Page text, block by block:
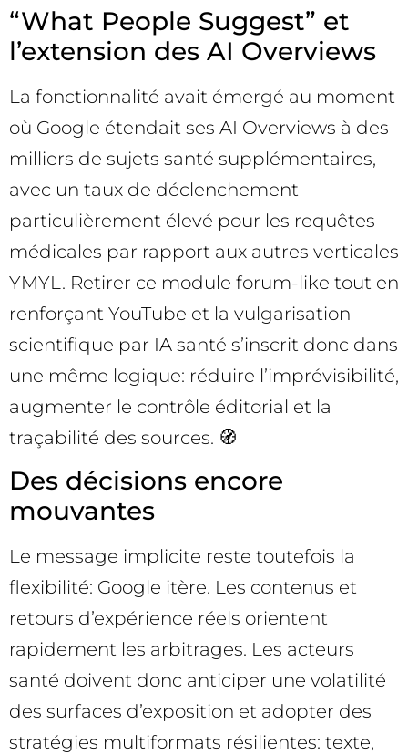
“What People Suggest” et
l’extension des AI Overviews
La fonctionnalité avait émergé au moment
où Google étendait ses AI Overviews à des
milliers de sujets santé supplémentaires,
avec un taux de déclenchement
particulièrement élevé pour les requêtes
médicales par rapport aux autres verticales
YMYL. Retirer ce module forum-like tout en
renforçant YouTube et la vulgarisation
scientifique par IA santé s’inscrit donc dans
une même logique: réduire l’imprévisibilité,
augmenter le contrôle éditorial et la
traçabilité des sources. 🧭
Des décisions encore
mouvantes
Le message implicite reste toutefois la
flexibilité: Google itère. Les contenus et
retours d’expérience réels orientent
rapidement les arbitrages. Les acteurs
santé doivent donc anticiper une volatilité
des surfaces d’exposition et adopter des
stratégies multiformats résilientes: texte,